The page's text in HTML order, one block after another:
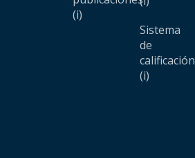
(i)
Sistema
de
calificación
(i)